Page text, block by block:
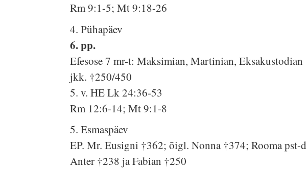
Rm 9:1-5; Mt 9:18-26
4. Pühapäev
6. pp.
Efesose 7 mr-t: Maksimian, Martinian, Eksakustodian
jkk. †250/450
5. v. HE Lk 24:36-53
Rm 12:6-14; Mt 9:1-8
5. Esmaspäev
EP. Mr. Eusigni †362; õigl. Nonna †374; Rooma pst-d
Anter †238 ja Fabian †250